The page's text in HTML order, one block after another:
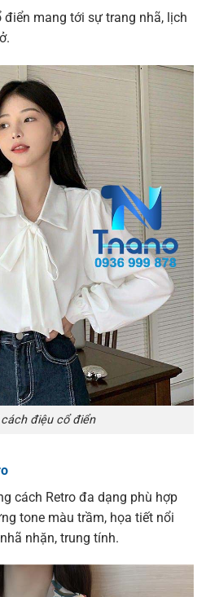
điển mang tới sự trang nhã, lịch
điệu cổ điển
cách Retro đa dạng phù hợp
tone màu trầm, họa tiết nổi
nhặn, trung tính.